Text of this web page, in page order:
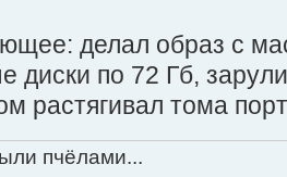
делал образ с
диски по 72 Гб,
растягивал тома
пчёлами...